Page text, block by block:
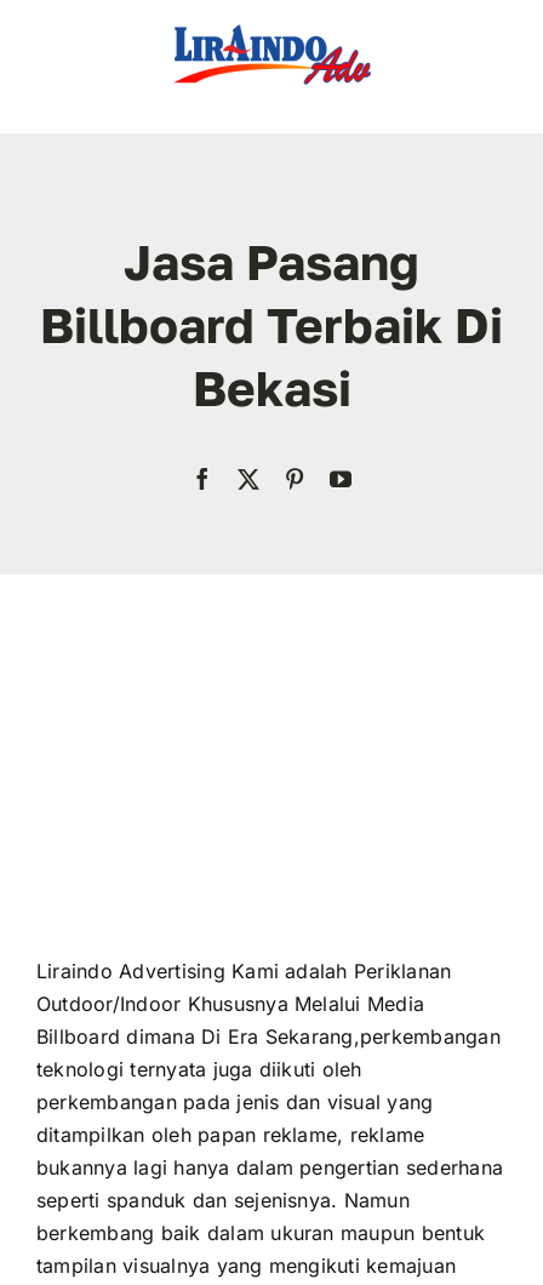
Jasa Pasang
Billboard Terbaik Di
Bekasi
Liraindo Advertising Kami adalah Periklanan
Outdoor/Indoor Khususnya Melalui Media
Billboard dimana Di Era Sekarang,perkembangan
teknologi ternyata juga diikuti oleh
perkembangan pada jenis dan visual yang
ditampilkan oleh papan reklame, reklame
bukannya lagi hanya dalam pengertian sederhana
seperti spanduk dan sejenisnya. Namun
berkembang baik dalam ukuran maupun bentuk
tampilan visualnya yang mengikuti kemajuan